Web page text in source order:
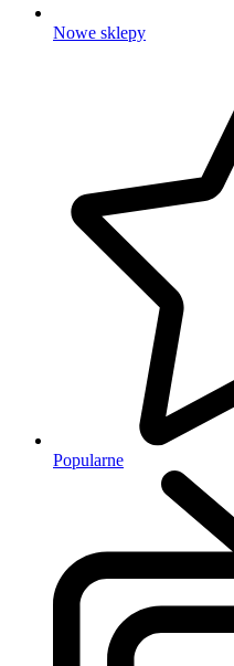
Nowe sklepy
Popularne